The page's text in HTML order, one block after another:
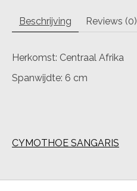
Beschrijving Reviews (0)
Herkomst: Centraal Afrika
Spanwijdte: 6 cm
CYMOTHOE SANGARIS